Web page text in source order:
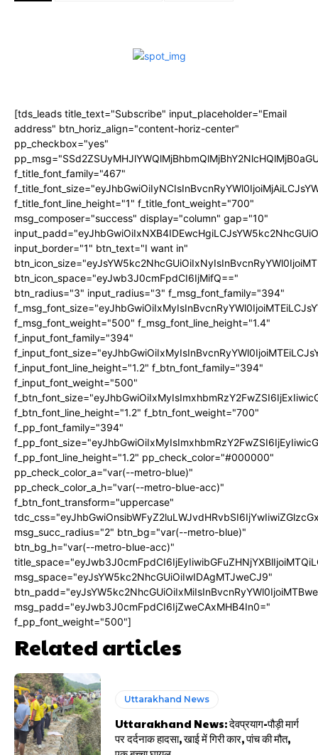
[tds_leads title_text="Subscribe" input_placeholder="Email
address" btn_horiz_align="content-horiz-center"
pp_checkbox="yes"
f_title_font_family="467"
f_title_font_line_height="1" f_title_font_weight="700"
msg_composer="success" display="column" gap="10"
input_border="1" btn_text="I want in"
btn_icon_space="eyJwb3J0cmFpdCI6IjMifQ=="
btn_radius="3" input_radius="3" f_msg_font_family="394"
f_msg_font_weight="500" f_msg_font_line_height="1.4"
f_input_font_family="394"
f_input_font_line_height="1.2" f_btn_font_family="394"
f_input_font_weight="500"
f_btn_font_line_height="1.2" f_btn_font_weight="700"
f_pp_font_family="394"
f_pp_font_line_height="1.2" pp_check_color="#000000"
pp_check_color_a="var(--metro-blue)"
pp_check_color_a_h="var(--metro-blue-acc)"
f_btn_font_transform="uppercase"
msg_succ_radius="2" btn_bg="var(--metro-blue)"
btn_bg_h="var(--metro-blue-acc)"
msg_space="eyJsYW5kc2NhcGUiOiIwIDAgMTJweCJ9"
msg_padd="eyJwb3J0cmFpdCI6IjZweCAxMHB4In0="
f_pp_font_weight="500"]
Related articles
Uttarakhand News
Uttarakhand News: देवप्रयाग-पौड़ी मार्ग
पर दर्दनाक हादसा, खाई में गिरी कार, पांच की मौत,